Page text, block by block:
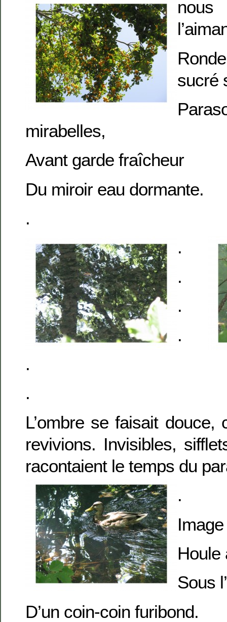
sucré
mirabelles,
Avant garde fraîcheur
Du miroir eau dormante.
.
.
.
.
.
.
.
L’ombre se faisait douce,
revivions. Invisibles,
racontaient le temps du
.
Houle
Sous
D’un coin-coin furibond.